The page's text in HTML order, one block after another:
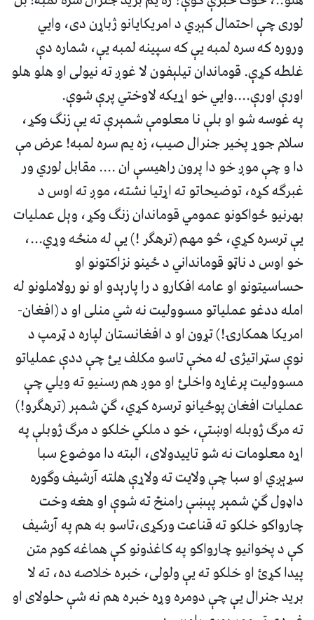
لوری چې احتمال کېږي د امريکايانو ژباړن دی، وايي
وروره که سره لمبه يې که سپينه لمبه يې، شماره دې
غلطه کړې. قوماندان تيلېفون لا غوږ ته نيولی او هلو هلو
اورې اورې....وايي خو اړيکه لاوختي پرې شوې.
په غوسه شو او بلې نا معلومې شمېرې ته يې زنګ وکړ،
سلام جوړ پخير جنرال صيب، زه يم سره لمبه! عرض مې
دا و چې موږ خو دا پرون راهيسې ان .... مقابل لوري ور
غبرګه کړه، توضيحاتو ته اړتيا نشته، موږ ته اوس د
بهرنيو ځواکونو عمومي قوماندان زنګ وکړ، وېل عمليات
يې ترسره کړي، څو مهم (ترهګر !) يې له منځه وړي...،
خو اوس د ناټو قومانداني د ځينو نزاکتونو او
حساسيتونو او عامه افکارو د را پارېدو او نو رولاملونو له
امله ددغو عملياتو مسووليت نه شي منلی او د (افغان-
امريکا همکارۍ!) تړون او د افغانستان لپاره د ټرمپ د
نوې سټراتيژۍ له مخې تاسو مکلف يئ چې ددې عملياتو
مسووليت پرغاړه واخلئ او موږ هم رسنيو ته ويلي چې
عمليات افغان پوځيانو ترسره کړي، ګڼ شمېر (ترهګرو!)
ته مرګ ژوبله اوښتې، خو د ملکي خلکو د مرګ ژوبلې په
اړه معلومات نه شو تاييدولای، البته دا موضوع سبا
سړېږي او سبا چې ولايت ته ولاړې هلته آرشيف وګوره
داډول ګڼ شمېر پېښې رامنځ ته شوې او هغه وخت
چارواکو خلکو ته قناعت ورکړی،تاسو به هم په آرشيف
کې د پخوانيو چارواکو په کاغذونو کې هماغه کوم متن
پيدا کړئ او خلکو ته يې ولولی، خبره خلاصه ده، ته لا
بريد جنرال يې چې دومره وړه خبره هم نه شې حلولای او